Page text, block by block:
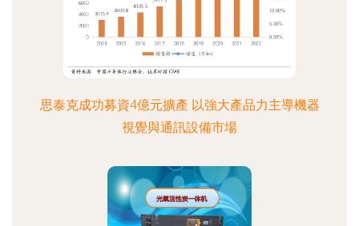
思泰克成功募資4億元擴產 以強大產品力主導機器
視覺與通訊設備市場